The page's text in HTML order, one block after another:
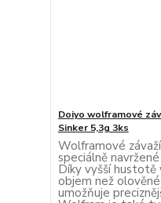
Doiyo wolframové
Sinker 5,3g 3ks
Wolframové
speciálně
Díky vyšší hustotě
objem než
umožňuje